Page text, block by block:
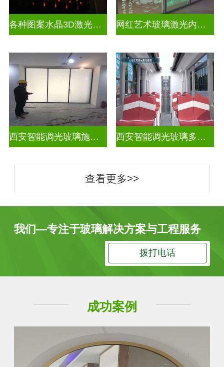
各种图案水晶3D激光内雕玻璃 网红艺术玻璃激光内雕精雕
西安智能调光玻璃施工企业 西安智能调光玻璃多少钱一块
查看更多>>
我们—专注于玻璃解决方案与工程服务
拨打电话
成功案例